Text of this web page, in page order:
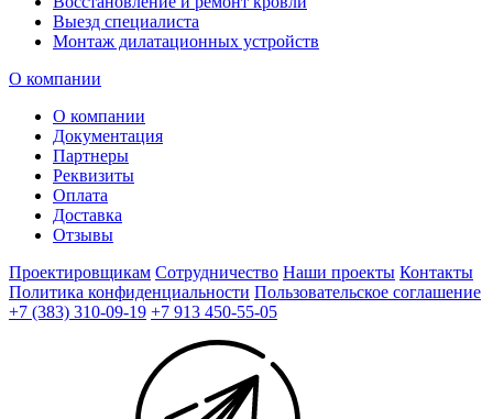
Выезд специалиста
Монтаж дилатационных устройств
О компании
О компании
Документация
Партнеры
Реквизиты
Оплата
Доставка
Отзывы
Проектировщикам Сотрудничество Наши проекты Контакты
Политика конфиденциальности Пользовательское соглашение
+7 (383) 310-09-19 +7 913 450-55-05